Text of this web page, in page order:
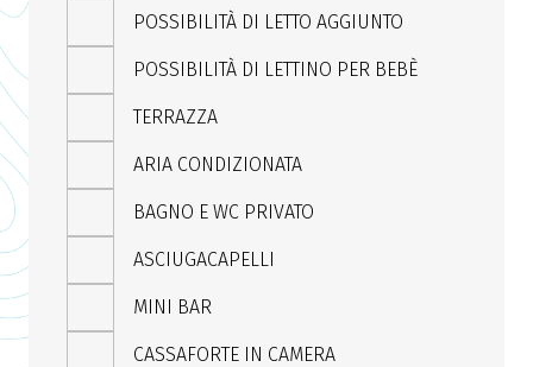
POSSIBILITÀ DI LETTO AGGIUNTO
POSSIBILITÀ DI LETTINO PER BEBÈ
TERRAZZA
ARIA CONDIZIONATA
BAGNO E WC PRIVATO
ASCIUGACAPELLI
MINI BAR
CASSAFORTE IN CAMERA